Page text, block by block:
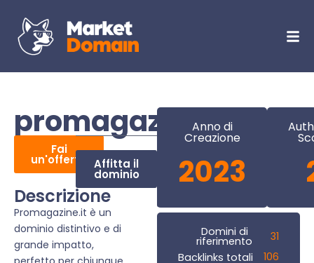
promagazine.it
Fai
un'offerta Affitta il
dominio
Descrizione
Promagazine.it è un
dominio distintivo e di
grande impatto,
Anno di
Creazione
2023
Domini di
riferimento
31
Backlinks totali
106